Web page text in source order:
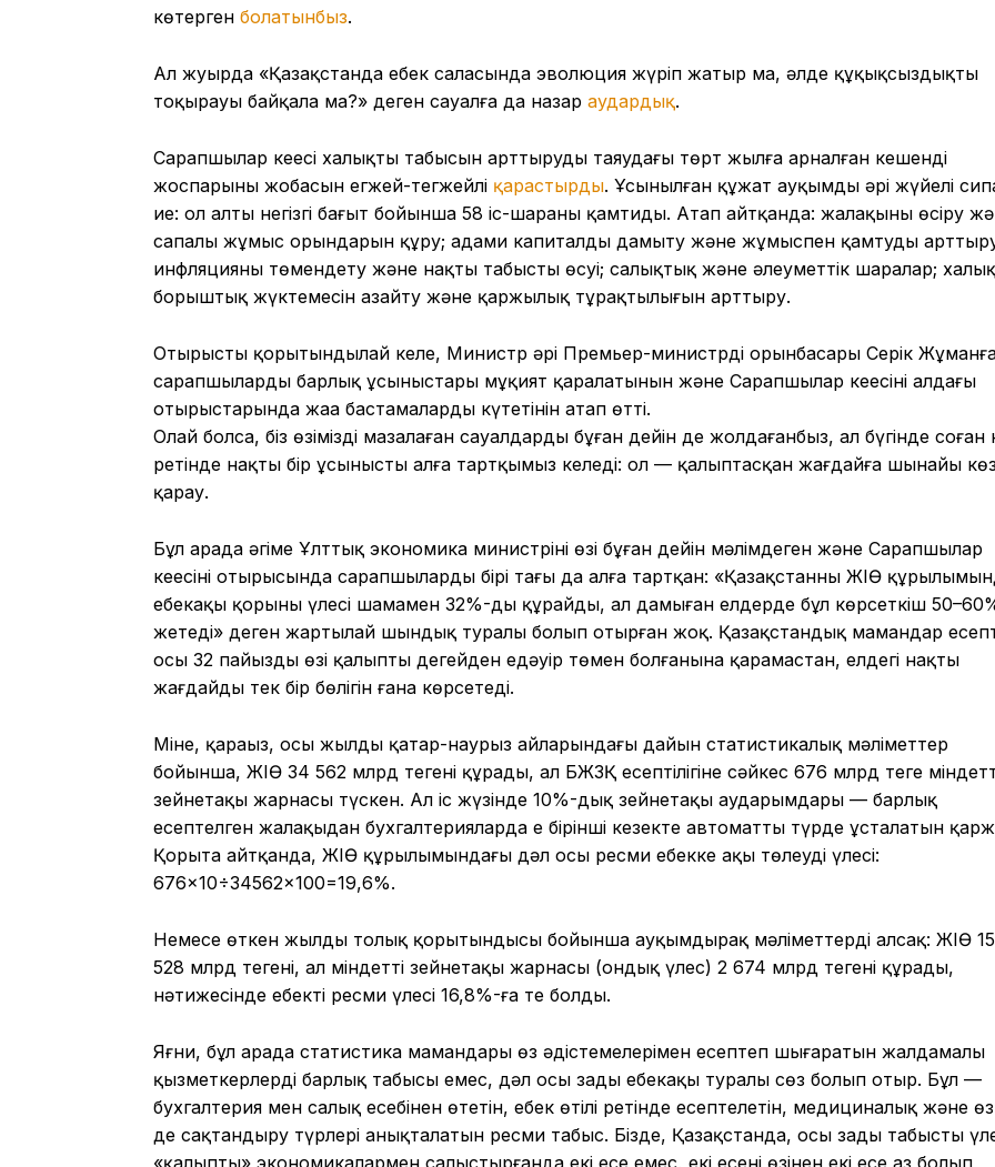
көтерген болатынбыз.
Ал жуырда «Қазақстанда еңбек саласында эволюция жүріп жатыр ма, әлде құқықсыздықтың
тоқырауы байқала ма?» деген сауалға да назар аудардық.
Сарапшылар кеңесі халықтың табысын арттырудың таяудағы төрт жылға арналған кешенді
жоспарының жобасын егжей-тегжейлі қарастырды. Ұсынылған құжат ауқымды әрі жүйелі
ие: ол алты негізгі бағыт бойынша 58 іс-шараны қамтиды. Атап айтқанда: жалақыны өсіру
сапалы жұмыс орындарын құру; адами капиталды дамыту және жұмыспен қамтуды
инфляцияны төмендету және нақты табыстың өсуі; салықтық және әлеуметтік шаралар;
борыштық жүктемесін азайту және қаржылық тұрақтылығын арттыру.
Отырысты қорытындылай келе, Министр әрі Премьер-министрдің орынбасары Серік
сарапшылардың барлық ұсыныстары мұқият қаралатынын және Сарапшылар кеңесінің алдағы
отырыстарында жаңа бастамаларды күтетінін атап өтті.
Олай болса, біз өзімізді мазалаған сауалдарды бұған дейін де жолдағанбыз, ал бүгінде соған
ретінде нақты бір ұсынысты алға тартқымыз келеді: ол — қалыптасқан жағдайға шынайы
қарау.
Бұл арада әңгіме Ұлттық экономика министрінің өзі бұған дейін мәлімдеген және Сарапшылар
кеңесінің отырысында сарапшылардың бірі тағы да алға тартқан: «Қазақстанның ЖІӨ
еңбекақы қорының үлесі шамамен 32%-ды құрайды, ал дамыған елдерде бұл көрсеткіш
жетеді» деген жартылай шындық туралы болып отырған жоқ. Қазақстандық мамандар
осы 32 пайыздың өзі қалыпты деңгейден едәуір төмен болғанына қарамастан, елдегі нақты
жағдайдың тек бір бөлігін ғана көрсетеді.
Міне, қараңыз, осы жылдың қаңтар-наурыз айларындағы дайын статистикалық мәліметтер
бойынша, ЖІӨ 34 562 млрд теңгені құрады, ал БЖЗҚ есептілігіне сәйкес 676 млрд теңге
зейнетақы жарнасы түскен. Ал іс жүзінде 10%-дық зейнетақы аударымдары — барлық
есептелген жалақыдан бухгалтерияларда ең бірінші кезекте автоматты түрде ұсталатын
Қорыта айтқанда, ЖІӨ құрылымындағы дәл осы ресми еңбекке ақы төлеудің үлесі:
676×10÷34562×100=19,6%.
Немесе өткен жылдың толық қорытындысы бойынша ауқымдырақ мәліметтерді алсақ: ЖІӨ
528 млрд теңгені, ал міндетті зейнетақы жарнасы (ондық үлес) 2 674 млрд теңгені құрады,
нәтижесінде еңбектің ресми үлесі 16,8%-ға тең болды.
Яғни, бұл арада статистика мамандары өз әдістемелерімен есептеп шығаратын жалдамалы
қызметкерлердің барлық табысы емес, дәл осы заңды еңбекақы туралы сөз болып отыр. Бұл —
бухгалтерия мен салық есебінен өтетін, еңбек өтілі ретінде есептелетін, медициналық және
де сақтандыру түрлері анықталатын ресми табыс. Бізде, Қазақстанда, осы заңды табыстың
«қалыпты» экономикалармен салыстырғанда екі есе емес, екі есенің өзінен екі есе аз болып